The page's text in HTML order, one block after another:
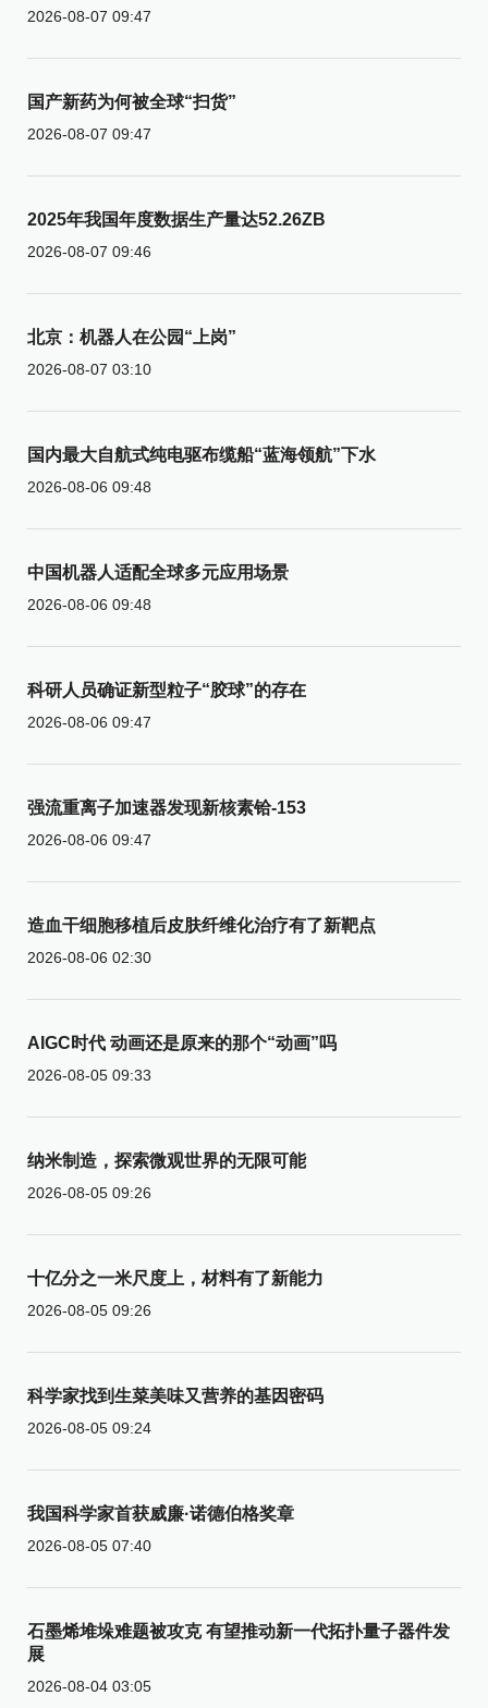
2026-08-07 09:47
国产新药为何被全球“扫货”
2026-08-07 09:47
2025年我国年度数据生产量达52.26ZB
2026-08-07 09:46
北京：机器人在公园“上岗”
2026-08-07 03:10
国内最大自航式纯电驱布缆船“蓝海领航”下水
2026-08-06 09:48
中国机器人适配全球多元应用场景
2026-08-06 09:48
科研人员确证新型粒子“胶球”的存在
2026-08-06 09:47
强流重离子加速器发现新核素铪-153
2026-08-06 09:47
造血干细胞移植后皮肤纤维化治疗有了新靶点
2026-08-06 02:30
AIGC时代 动画还是原来的那个“动画”吗
2026-08-05 09:33
纳米制造，探索微观世界的无限可能
2026-08-05 09:26
十亿分之一米尺度上，材料有了新能力
2026-08-05 09:26
科学家找到生菜美味又营养的基因密码
2026-08-05 09:24
我国科学家首获威廉·诺德伯格奖章
2026-08-05 07:40
石墨烯堆垛难题被攻克 有望推动新一代拓扑量子器件发
展
2026-08-04 03:05